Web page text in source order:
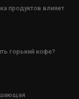
продуктов влияет
горький кофе?